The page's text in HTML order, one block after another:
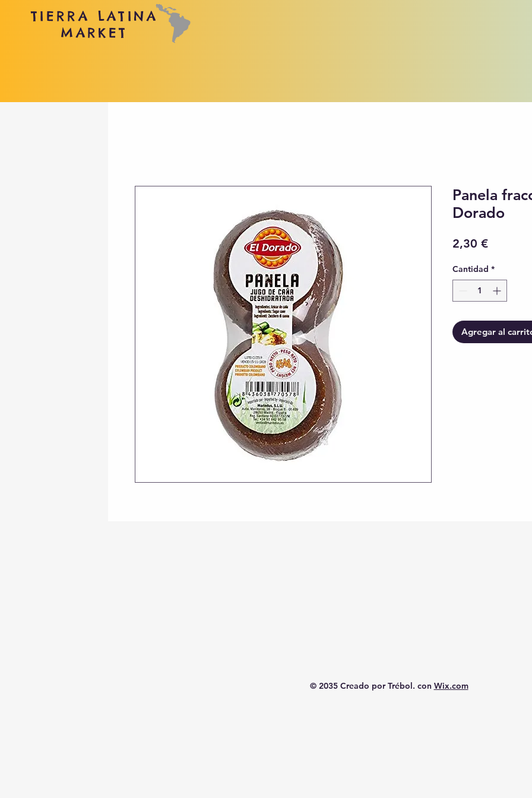
TIERRA LATINA
MARKET
Panela
Dorado
2,30 €Precio
Cantidad *
Agregar al
© 2035 Creado por Trébol. con Wix.com